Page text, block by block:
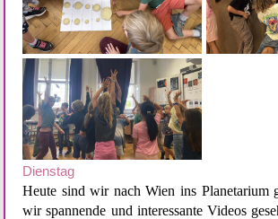
Dienstag
Heute sind wir nach Wien ins Planetarium
wir spannende und interessante Videos